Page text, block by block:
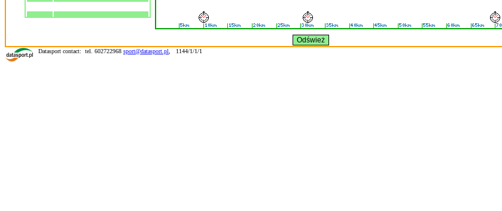
Datasport contact: tel. 602722968 sport@datasport.pl 1144/1/1/1